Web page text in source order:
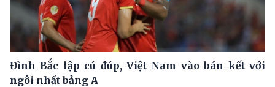
Đình Bắc lập cú đúp, Việt Nam vào bán kết với
ngôi nhất bảng A